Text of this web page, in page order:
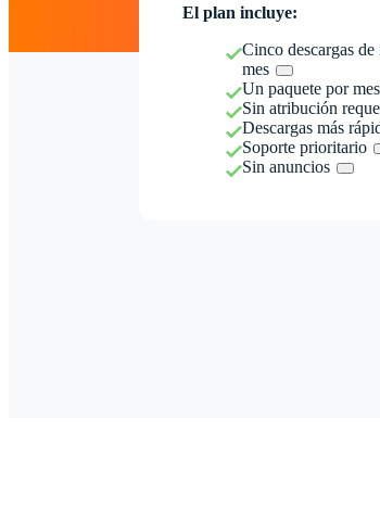
El plan incluye:
Cinco descargas de
mes
Un paquete por mes
Sin atribución
Descargas más
Soporte prioritario
Sin anuncios